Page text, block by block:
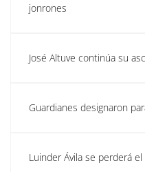
jonrones
José Altuve continúa su
Guardianes designaron
Luinder Ávila se perderá